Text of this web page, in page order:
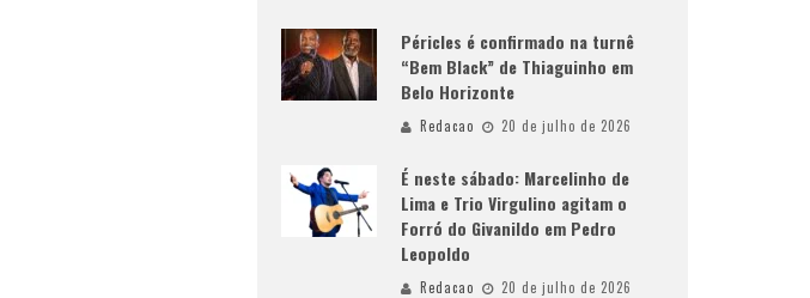
Péricles é confirmado na turnê
“Bem Black” de Thiaguinho em
Belo Horizonte
Redacao 20 de julho de 2026
É neste sábado: Marcelinho de
Lima e Trio Virgulino agitam o
Forró do Givanildo em Pedro
Leopoldo
Redacao 20 de julho de 2026